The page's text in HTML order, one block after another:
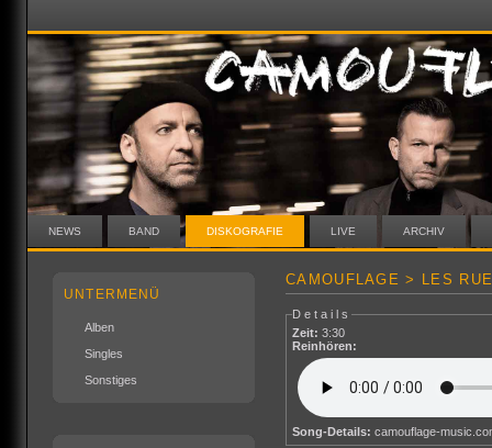
NEWS BAND DISKOGRAFIE LIVE ARCHIV
UNTERMENÜ
Alben
Singles
Sonstiges
CAMOUFLAGE > LES
Details
Zeit: 3:30
Reinhören:
Song-Details: camouflage-